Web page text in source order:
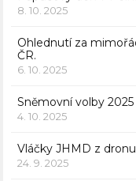
8. 10. 2025
Ohlednutí za
ČR.
6. 10. 2025
Sněmovní volby
4. 10. 2025
Vláčky JHMD z dronu
24. 9. 2025